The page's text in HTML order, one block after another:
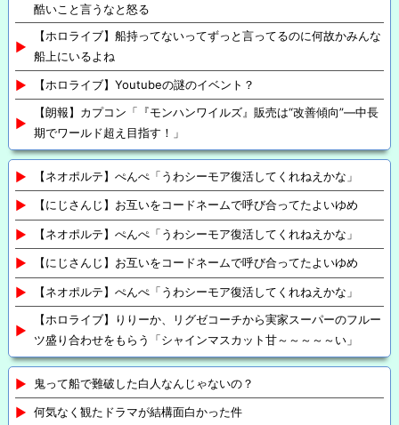
酷いこと言うなと怒る
【ホロライブ】船持ってないってずっと言ってるのに何故かみんな
船上にいるよね
【ホロライブ】Youtubeの謎のイベント？
【朗報】カプコン「『モンハンワイルズ』販売は“改善傾向”―中長
期でワールド超え目指す！」
【ネオポルテ】ぺんぺ「うわシーモア復活してくれねえかな」
【にじさんじ】お互いをコードネームで呼び合ってたよいゆめ
【ネオポルテ】ぺんぺ「うわシーモア復活してくれねえかな」
【にじさんじ】お互いをコードネームで呼び合ってたよいゆめ
【ネオポルテ】ぺんぺ「うわシーモア復活してくれねえかな」
【ホロライブ】りりーか、リグゼコーチから実家スーパーのフルー
ツ盛り合わせをもらう「シャインマスカット甘～～～～～い」
鬼って船で難破した白人なんじゃないの？
何気なく観たドラマが結構面白かった件